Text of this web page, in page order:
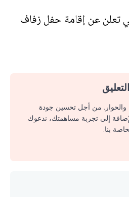
تعلن عن إقامة حفل زفاف
والحوار. من أجل تحسين جودة
إلى تجربة مساهمتك، ندعوك
بنا.